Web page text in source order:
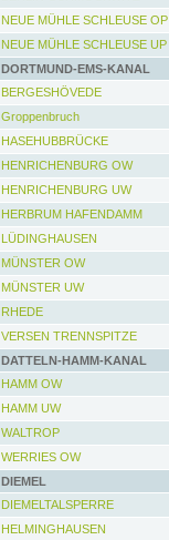
NEUE MÜHLE SCHLEUSE OP
NEUE MÜHLE SCHLEUSE UP
DORTMUND-EMS-KANAL
BERGESHÖVEDE
Groppenbruch
HASEHUBBRÜCKE
HENRICHENBURG OW
HENRICHENBURG UW
HERBRUM HAFENDAMM
LÜDINGHAUSEN
MÜNSTER OW
MÜNSTER UW
RHEDE
VERSEN TRENNSPITZE
DATTELN-HAMM-KANAL
HAMM OW
HAMM UW
WALTROP
WERRIES OW
DIEMEL
DIEMELTALSPERRE
HELMINGHAUSEN